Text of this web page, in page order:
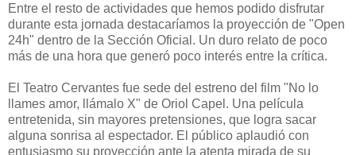
Entre el resto de actividades que hemos podido disfrutar
durante esta jornada destacaríamos la proyección de "Open
24h" dentro de la Sección Oficial. Un duro relato de poco
más de una hora que generó poco interés entre la crítica.
El Teatro Cervantes fue sede del estreno del film "No lo
llames amor, llámalo X" de Oriol Capel. Una película
entretenida, sin mayores pretensiones, que logra sacar
alguna sonrisa al espectador. El público aplaudió con
entusiasmo su proyección ante la atenta mirada de su